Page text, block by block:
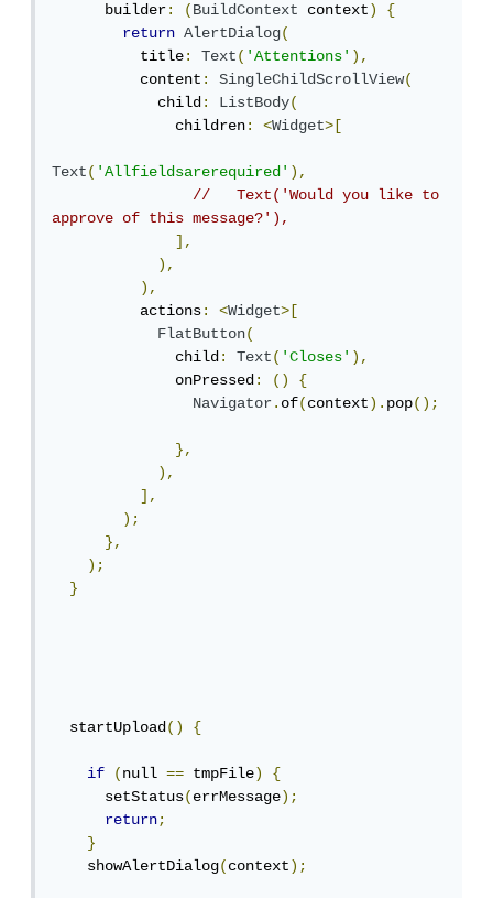
      builder
: (BuildContext context)
{
return
AlertDialog(
          title
: Text('Attentions'),
          content
: SingleChildScrollView(
            child
: ListBody(
              children
: <Widget>[
Text('Allfieldsarerequired'),
//   Text('Would you like to
approve of this message?'),
],
),
),
          actions
: <Widget>[
FlatButton(
              child
: Text('Closes'),
              onPressed
: ()
{
Navigator.of(context).pop();
},
),
],
);
},
);
}
  startUpload
() {
if (null == tmpFile)
{
      setStatus
(errMessage);
return;
}
    showAlertDialog
(context);